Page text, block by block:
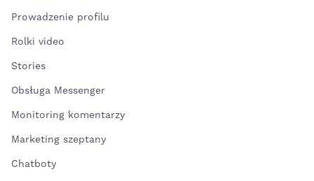
Prowadzenie profilu
Rolki video
Stories
Obsługa Messenger
Monitoring komentarzy
Marketing szeptany
Chatboty